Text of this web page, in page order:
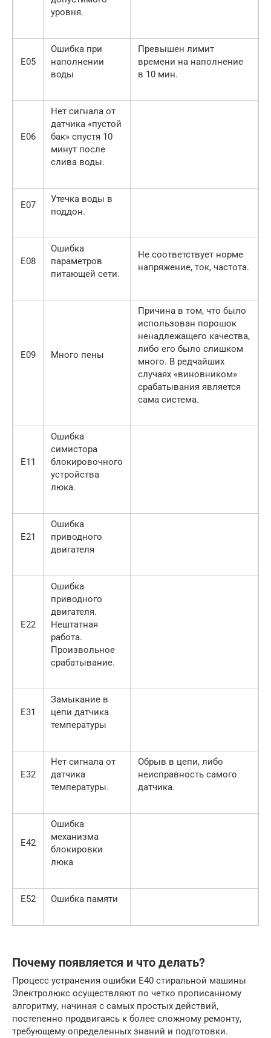
уровня.
Е05
Ошибка при
наполнении
воды
Превышен лимит
времени на наполнение
в 10 мин.
Е06
Нет сигнала от
датчика «пустой
бак» спустя 10
минут после
слива воды.
Е07
Утечка воды в
поддон.
Е08
Ошибка
параметров
питающей сети.
Не соответствует норме
напряжение, ток, частота.
Е09 Много пены
Причина в том, что было
использован порошок
ненадлежащего качества,
либо его было слишком
много. В редчайших
случаях «виновником»
срабатывания является
сама система.
Е11
Ошибка
симистора
блокировочного
устройства
люка.
Е21
Ошибка
приводного
двигателя
Е22
Ошибка
приводного
двигателя.
Нештатная
работа.
Произвольное
срабатывание.
Е31
Замыкание в
цепи датчика
температуры
Е32
Нет сигнала от
датчика
температуры.
Обрыв в цепи, либо
неисправность самого
датчика.
Е42
Ошибка
механизма
блокировки
люка
Е52 Ошибка памяти
Почему появляется и что делать?
Процесс устранения ошибки Е40 стиральной машины
Электролюкс осуществляют по четко прописанному
алгоритму, начиная с самых простых действий,
постепенно продвигаясь к более сложному ремонту,
требующему определенных знаний и подготовки.